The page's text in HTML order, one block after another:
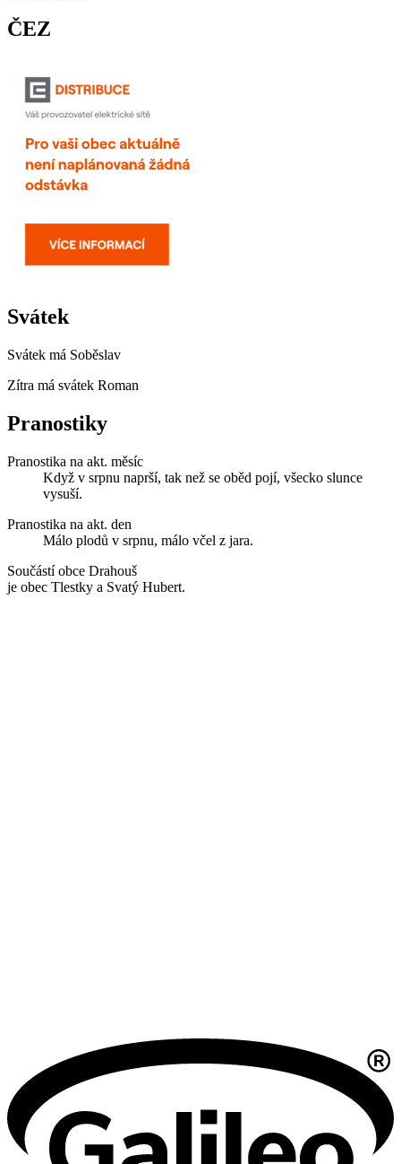
ČEZ
Svátek
Svátek má Soběslav
Zítra má svátek Roman
Pranostiky
Pranostika na akt. měsíc
Když v srpnu naprší, tak než se oběd pojí, všecko slunce
vysuší.
Pranostika na akt. den
Málo plodů v srpnu, málo včel z jara.
Součástí obce Drahouš
je obec Tlestky a Svatý Hubert.